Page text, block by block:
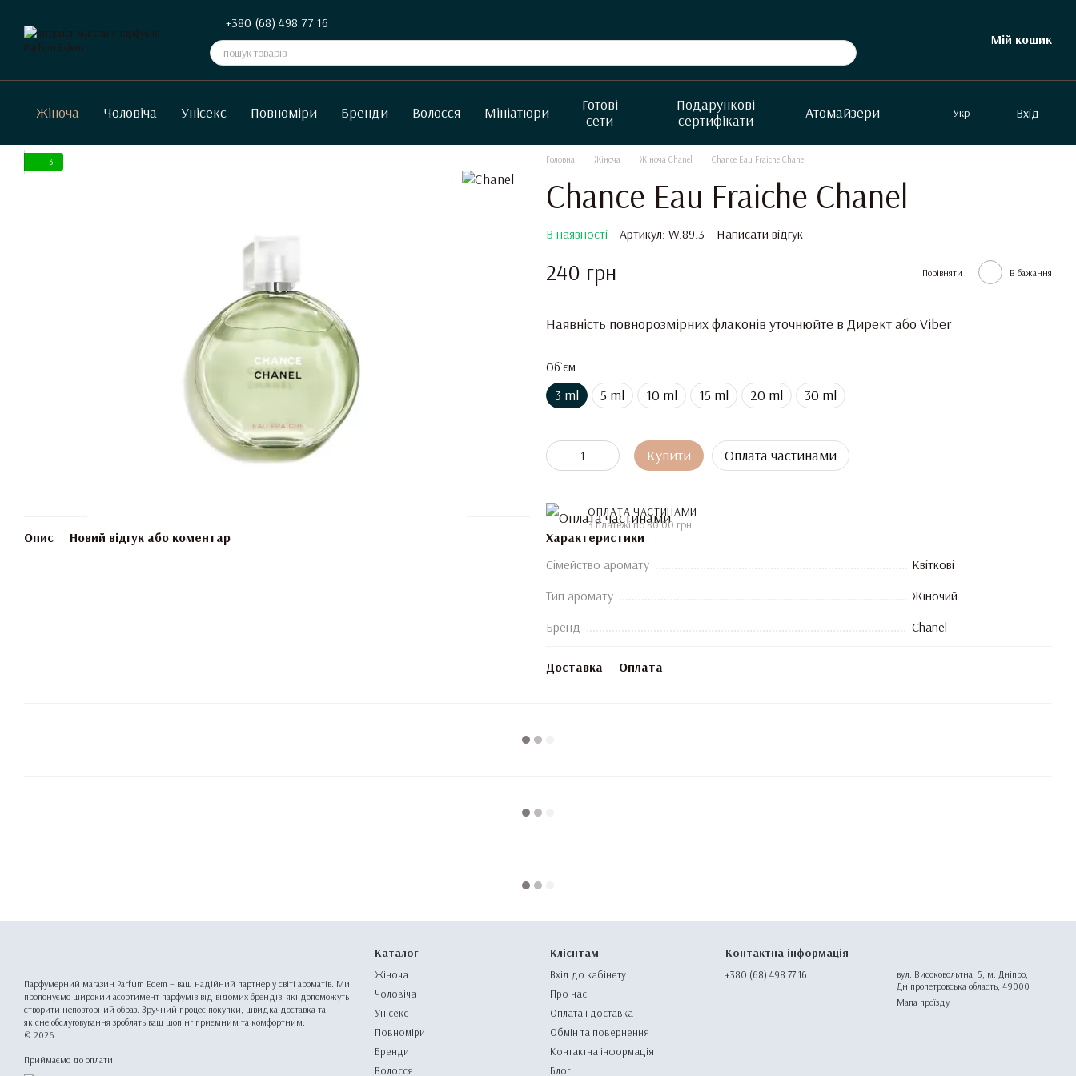
+380 (68) 498 77 16
Мій кошик
Жіноча Чоловіча Унісекс Повноміри Бренди Волосся Мініатюри
Готові
сети
Подарункові
сертифікати
Aтомайзери Укр Вхід
3
Опис Новий відгук або коментар
Головна Жіноча Жіноча Chanel Chance Eau Fraiche Chanel
Chance Eau Fraiche Chanel
В наявності Артикул: W.89.3 Написати відгук
240 грн Порівняти В бажання
Наявність повнорозмірних флаконів уточнюйте в Директ або Viber
Об`єм
3 ml 5 ml 10 ml 15 ml 20 ml 30 ml
Купити Оплата частинами
ОПЛАТА ЧАСТИНАМИ
3 платежі по 80.00 грн
Характеристики
Сімейство аромату
Квіткові
Тип аромату
Жіночий
Бренд
Chanel
Доставка Оплата
Парфумерний магазин Parfum Edem – ваш надійний партнер у світі ароматів. Ми
пропонуємо широкий асортимент парфумів від відомих брендів, які допоможуть
створити неповторний образ. Зручний процес покупки, швидка доставка та
якісне обслуговування зроблять ваш шопінг приємним та комфортним.
© 2026
Приймаємо до оплати
Каталог
Жіноча
Чоловіча
Унісекс
Повноміри
Бренди
Волосся
Клієнтам
Вхід до кабінету
Про нас
Оплата і доставка
Обмін та повернення
Контактна інформація
Блог
Контактна інформація
+380 (68) 498 77 16
вул. Високовольтна, 5, м. Дніпро,
Дніпропетровська область, 49000
Мапа проїзду